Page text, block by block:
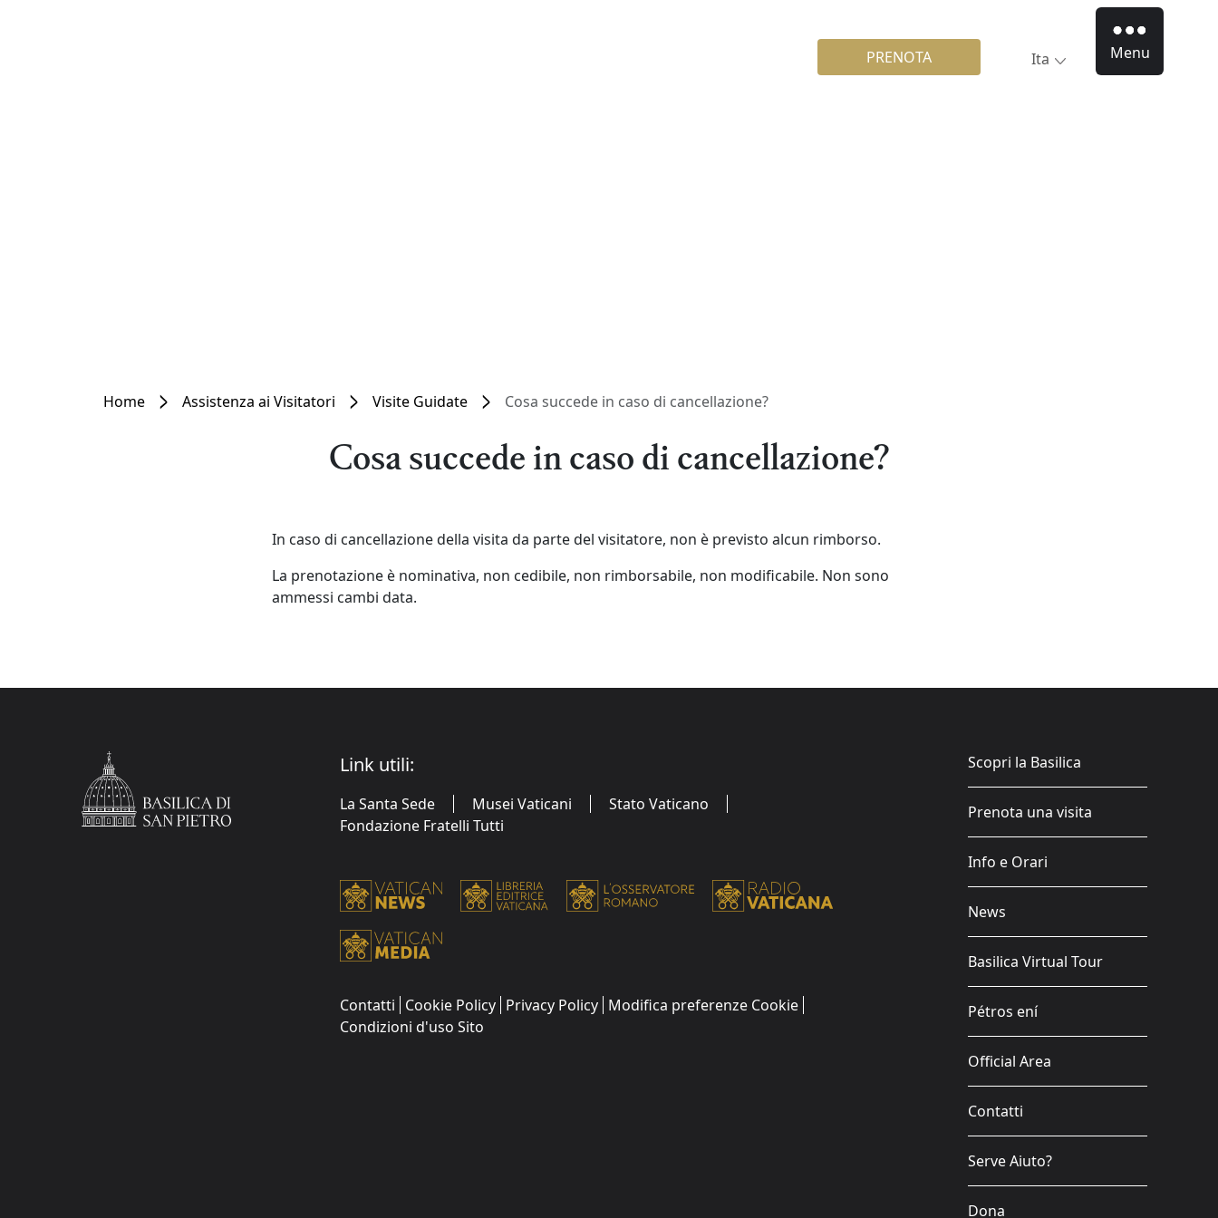
PRENOTA Ita Menu
Home Assistenza ai Visitatori Visite Guidate Cosa succede in caso di cancellazione?
Cosa succede in caso di cancellazione?
In caso di cancellazione della visita da parte del visitatore, non è previsto alcun rimborso.
La prenotazione è nominativa, non cedibile, non rimborsabile, non modificabile. Non sono
ammessi cambi data.
Link utili:
La Santa Sede Musei Vaticani
Stato Vaticano
Fondazione Fratelli Tutti
Contatti Cookie Policy Privacy Policy Modifica preferenze Cookie
Condizioni d'uso Sito
Scopri la Basilica
Prenota una visita
Info e Orari
News
Basilica Virtual Tour
Pétros ení
Official Area
Contatti
Serve Aiuto?
Dona